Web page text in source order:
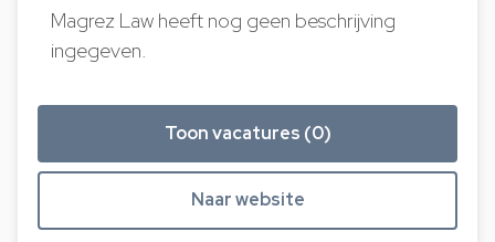
Magrez Law heeft nog geen beschrijving
ingegeven.
Toon vacatures (0)
Naar website